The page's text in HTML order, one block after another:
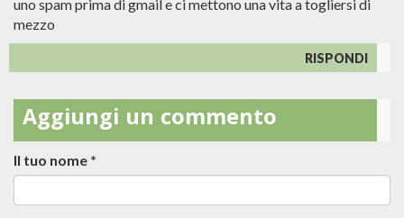
uno spam prima di gmail e ci mettono una vita a togliersi di
mezzo
RISPONDI
Aggiungi un commento
Il tuo nome *